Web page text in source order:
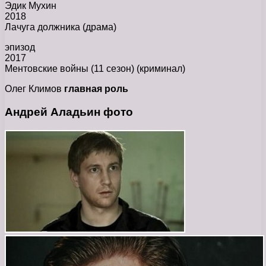
Эдик Мухин
2018
Лачуга должника (драма)
эпизод
2017
Ментовские войны (11 сезон) (криминал)
Олег Климов главная роль
Андрей Аладьин фото